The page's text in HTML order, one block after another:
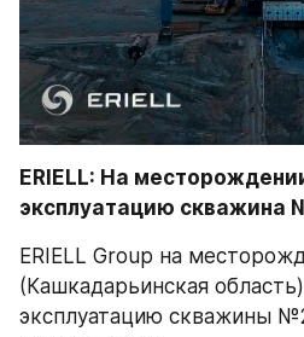
ERIELL: На
эксплуатацию скважина
ERIELL Group на
(Кашкадарьинская
эксплуатацию скважины